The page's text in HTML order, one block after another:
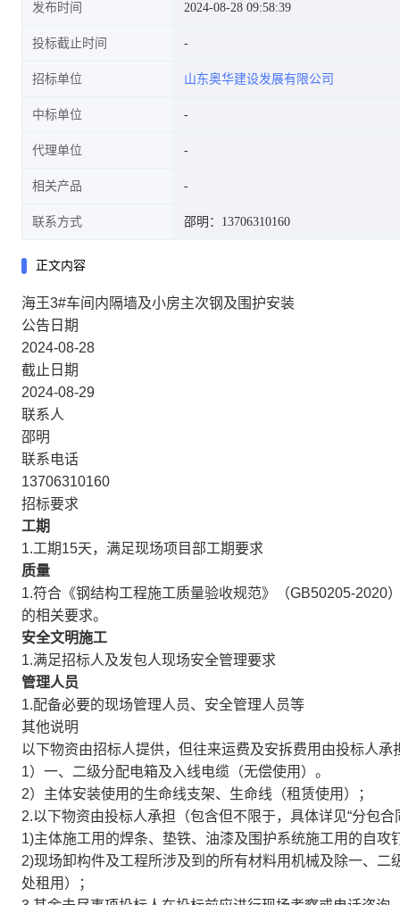
发布时间 2024-08-28 09:58:39
投标截止时间
招标单位 山东奥华建设发展有限公司
中标单位
代理单位
相关产品
联系方式 邵明：13706310160
正文内容
海王3#车间内隔墙及小房主次钢及围护安装
公告日期
2024-08-28
截止日期
2024-08-29
联系人
邵明
联系电话
13706310160
招标要求
工期
1.工期15天，满足现场项目部工期要求
质量
1.符合《钢结构工程施工质量验收规范》（GB50205-2020
的相关要求。
安全文明施工
1.满足招标人及发包人现场安全管理要求
管理人员
1.配备必要的现场管理人员、安全管理人员等
其他说明
以下物资由招标人提供，但往来运费及安拆费用由投标人承
1）一、二级分配电箱及入线电缆（无偿使用）。
2）主体安装使用的生命线支架、生命线（租赁使用）；
2.以下物资由投标人承担（包含但不限于，具体详见“分包合
1)主体施工用的焊条、垫铁、油漆及围护系统施工用的自攻
2)现场卸构件及工程所涉及到的所有材料用机械及除一、
处租用）；